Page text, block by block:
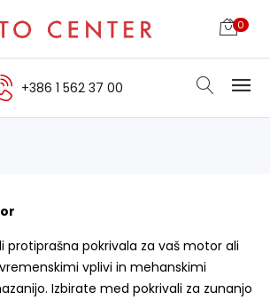
0
+386 1 562 37 00
protiprašna pokrivala za vaš motor ali
vplivi in mehanskimi
Izbirate med pokrivali za zunanjo